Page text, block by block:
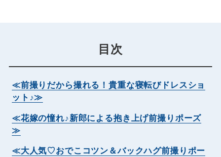
目次
≪前撮りだから撮れる！貴重な寝転びドレスショ
ット♪≫
≪花嫁の憧れ♪新郎による抱き上げ前撮りポーズ
≫
≪大人気♡おでこコツン＆バックハグ前撮りポー